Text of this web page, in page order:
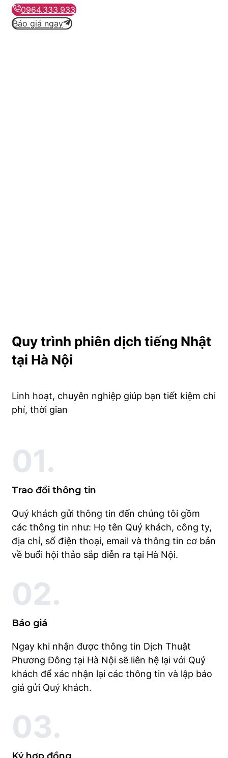
0964.333.933
Báo giá ngay
Quy trình phiên dịch tiếng Nhật
tại Hà Nội
Linh hoạt, chuyên nghiệp giúp bạn tiết kiệm chi
phí, thời gian
01.
Trao đổi thông tin
Quý khách gửi thông tin đến chúng tôi gồm
các thông tin như: Họ tên Quý khách, công ty,
địa chỉ, số điện thoại, email và thông tin cơ bản
về buổi hội thảo sắp diễn ra tại Hà Nội.
02.
Báo giá
Ngay khi nhận được thông tin Dịch Thuật
Phương Đông tại Hà Nội sẽ liên hệ lại với Quý
khách để xác nhận lại các thông tin và lập báo
giá gửi Quý khách.
03.